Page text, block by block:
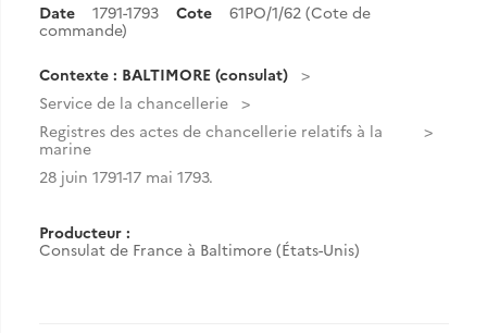
Date 1791-1793 Cote
61PO/1/62 (Cote de
commande)
Contexte : BALTIMORE (consulat)
Service de la chancellerie
Registres des actes de chancellerie relatifs à la
marine
28 juin 1791-17 mai 1793.
Producteur :
Consulat de France à Baltimore (États-Unis)